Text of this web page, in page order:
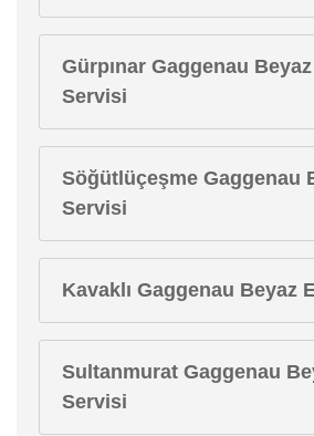
Gürpınar Gaggenau
Servisi
Söğütlüçeşme Gaggenau
Servisi
Kavaklı Gaggenau Beyaz
Sultanmurat Gaggenau
Servisi